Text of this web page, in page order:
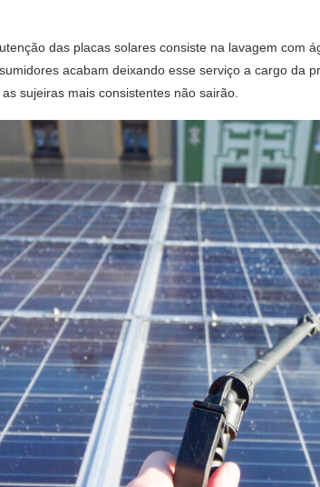
das placas solares consiste na lavagem com
acabam deixando esse serviço a cargo da
sujeiras mais consistentes não sairão.